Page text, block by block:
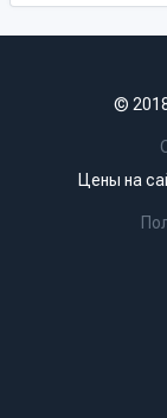
©
Цены на